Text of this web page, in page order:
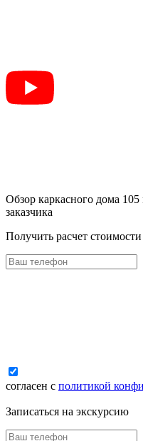
Обзор каркасного дома
заказчика
Получить расчет стоимости
согласен с политикой
Записаться на экскурсию